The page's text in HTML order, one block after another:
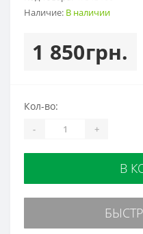
Наличие: В наличии
1 850грн.
Кол-во:
- +
В